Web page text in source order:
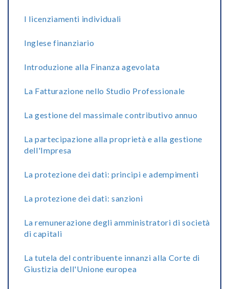
I licenziamenti individuali
Inglese finanziario
Introduzione alla Finanza agevolata
La Fatturazione nello Studio Professionale
La gestione del massimale contributivo annuo
La partecipazione alla proprietà e alla gestione
dell'Impresa
La protezione dei dati: principi e adempimenti
La protezione dei dati: sanzioni
La remunerazione degli amministratori di società
di capitali
La tutela del contribuente innanzi alla Corte di
Giustizia dell'Unione europea